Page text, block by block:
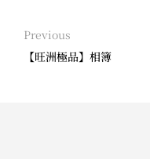
Previous
【旺洲極品】相簿